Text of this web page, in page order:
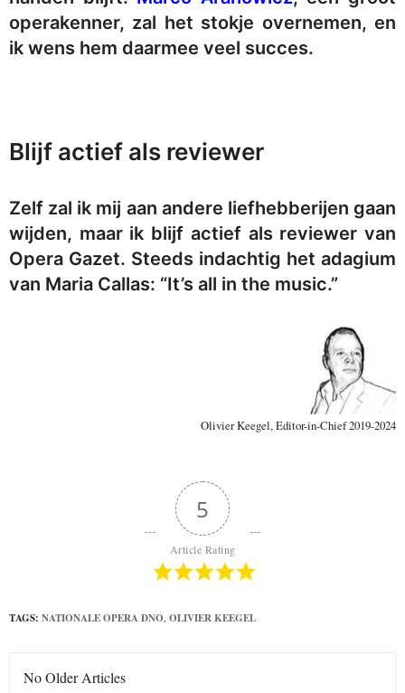
operakenner, zal het stokje overnemen, en
ik wens hem daarmee veel succes.
Blijf actief als reviewer
Zelf zal ik mij aan andere liefhebberijen gaan
wijden, maar ik blijf actief als reviewer van
Opera Gazet. Steeds indachtig het adagium
van Maria Callas: “It’s all in the music.”
Olivier Keegel, Editor-in-Chief 2019-2024
5
Article Rating
TAGS: NATIONALE OPERA DNO OLIVIER KEEGEL
No Older Articles